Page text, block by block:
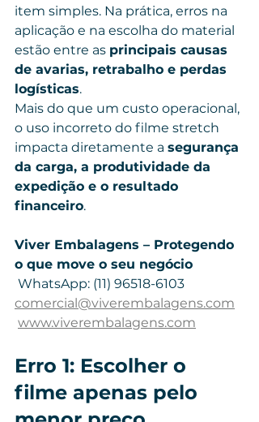
item simples. Na prática, erros na
aplicação e na escolha do material
estão entre as principais causas
de avarias, retrabalho e perdas
logísticas.
Mais do que um custo operacional,
o uso incorreto do filme stretch
impacta diretamente a segurança
da carga, a produtividade da
expedição e o resultado
financeiro.
Viver Embalagens – Protegendo
o que move o seu negócio
WhatsApp: (11) 96518-6103
comercial@viverembalagens.com
www.viverembalagens.com
Erro 1: Escolher o
filme apenas pelo